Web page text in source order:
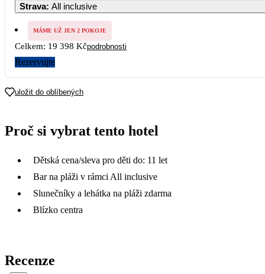
7 8 9 10 11 12
14
21 22 23 24 25 26
Strava: All inclusive
MÁME UŽ JEN 2 POKOJE
Celkem: 19 398 Kčpodrobnosti
Rezervujte
uložit do oblíbených
Proč si vybrat tento hotel
Dětská cena/sleva pro děti do: 11 let
Bar na pláži v rámci All inclusive
Slunečníky a lehátka na pláži zdarma
Blízko centra
Recenze